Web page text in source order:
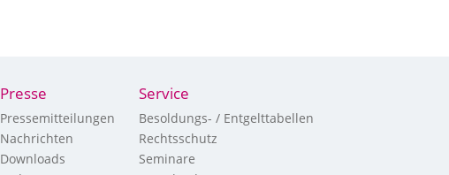
Presse
Pressemitteilungen
Nachrichten
Downloads
Service
Besoldungs- / Entgelttabellen
Rechtsschutz
Seminare